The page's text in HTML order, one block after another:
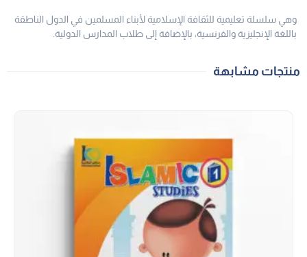
وهي سلسلة تعليمية للثقافة الإسلامية لأبناء المسلمين في الدول الناطقة
باللغة الإنجليزية والفرنسية، بالإضافة إلى طلاب المدارس الدولية.
منتجات مشابهة